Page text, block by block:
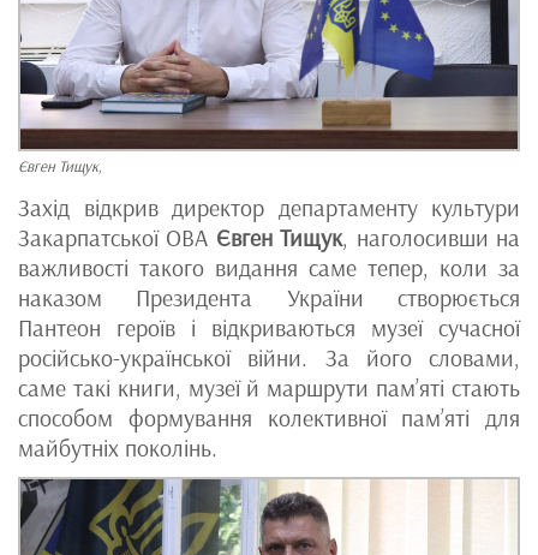
Євген Тищук,
Захід відкрив директор департаменту культури
Закарпатської ОВА Євген Тищук, наголосивши на
важливості такого видання саме тепер, коли за
наказом Президента України створюється
Пантеон героїв і відкриваються музеї сучасної
російсько-української війни. За його словами,
саме такі книги, музеї й маршрути пам’яті стають
способом формування колективної пам’яті для
майбутніх поколінь.